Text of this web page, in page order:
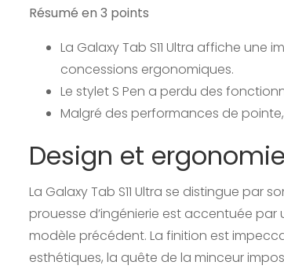
Résumé en 3 points
La Galaxy Tab S11 Ultra affiche une
concessions ergonomiques.
Le stylet S Pen a perdu des
Malgré des performances de
Design et ergonomie
La Galaxy Tab S11 Ultra se distingue par
prouesse d’ingénierie est accentuée
modèle précédent. La finition est
esthétiques, la quête de la minceur